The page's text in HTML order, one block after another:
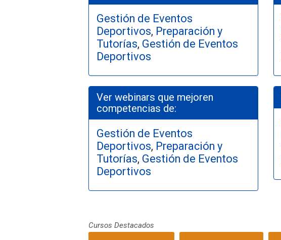
Gestión de Eventos
Deportivos, Preparación y
Tutorías, Gestión de Eventos
Deportivos
Ver webinars que mejoren
competencias de:
Gestión de Eventos
Deportivos, Preparación y
Tutorías, Gestión de Eventos
Deportivos
Cursos Destacados